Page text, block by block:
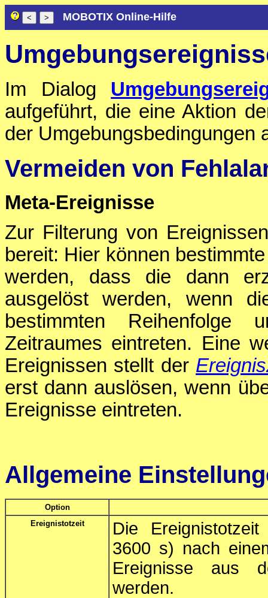
MOBOTIX Online-Hilfe
Im Dialog
aufgeführt, die eine Aktion
der Umgebungsbedingungen
Vermeiden von
Meta-Ereignisse
Zur Filterung von
bereit: Hier können
werden, dass die dann
ausgelöst werden, wenn
bestimmten Reihenfolge
Zeitraumes eintreten. Eine
Ereignissen stellt der
erst dann auslösen, wenn
Ereignisse eintreten.
Allgemeine
Option
Ereignistotzeit
Die
3600 s) nach
Ereignisse aus
werden.